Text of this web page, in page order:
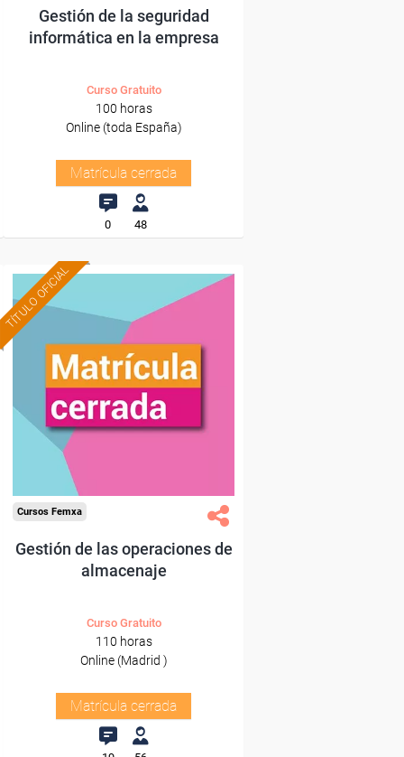
Gestión de la seguridad
informática en la empresa
Curso Gratuito
100 horas
Online (toda España)
Matrícula cerrada
0 48
TÍTULO OFICIAL
Cursos Femxa
Gestión de las operaciones de
almacenaje
Curso Gratuito
110 horas
Online (Madrid )
Matrícula cerrada